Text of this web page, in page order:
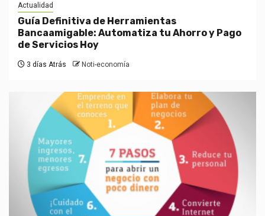
Actualidad
Guía Definitiva de Herramientas
Bancaamigable: Automatiza tu Ahorro y Pago
de Servicios Hoy
3 días Atrás Noti-economía